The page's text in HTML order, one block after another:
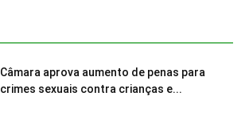
Câmara aprova aumento de penas para
crimes sexuais contra crianças e...